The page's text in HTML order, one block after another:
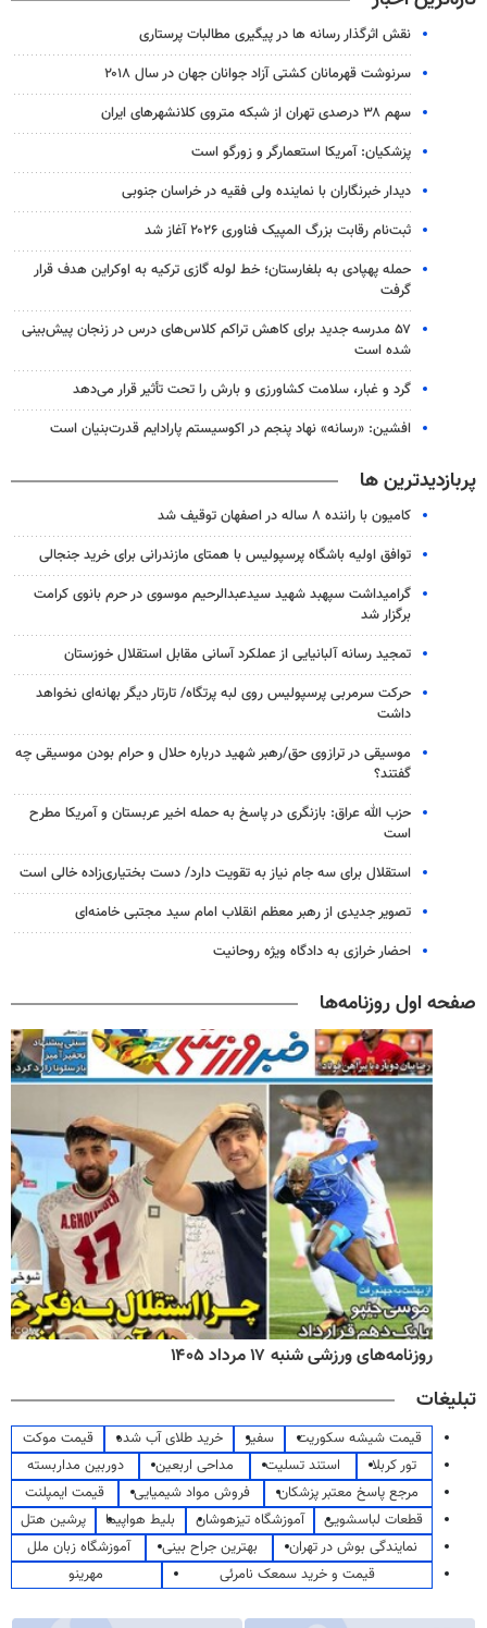
نقش اثرگذار رسانه ها در پیگیری مطالبات پرستاری
سرنوشت قهرمانان کشتی آزاد جوانان جهان در سال ۲۰۱۸
سهم ۳۸ درصدی تهران از شبکه متروی کلانشهرهای ایران
پزشکیان: آمریکا استعمارگر و زورگو است
دیدار خبرنگاران با نماینده ولی فقیه در خراسان جنوبی
ثبت‌نام رقابت بزرگ المپیک فناوری ۲۰۲۶ آغاز شد
حمله پهپادی به بلغارستان؛ خط لوله گازی ترکیه به اوکراین هدف قرار
گرفت
۵۷ مدرسه جدید برای کاهش تراکم کلاس‌های درس در زنجان پیش‌بینی
شده است
گرد و غبار، سلامت کشاورزی و بارش را تحت تأثیر قرار می‌دهد
افشین: «رسانه» نهاد پنجم در اکوسیستم پارادایم قدرت‌بنیان است
پربازدیدترین ها
کامیون با راننده ۸ ساله در اصفهان توقیف شد
توافق اولیه باشگاه پرسپولیس با همتای مازندرانی برای خرید جنجالی
گرامیداشت سپهبد شهید سیدعبدالرحیم موسوی در حرم بانوی کرامت
برگزار شد
تمجید رسانه آلبانیایی از عملکرد آسانی مقابل استقلال خوزستان
حرکت سرمربی پرسپولیس روی لبه پرتگاه/ تارتار دیگر بهانه‌ای نخواهد
داشت
موسیقی در ترازوی حق/رهبر شهید درباره حلال و حرام بودن موسیقی چه
گفتند؟
حزب الله عراق: بازنگری در پاسخ به حمله اخیر عربستان و آمریکا مطرح
است
استقلال برای سه جام نیاز به تقویت دارد/ دست بختیاری‌زاده خالی است
تصویر جدیدی از رهبر معظم انقلاب امام سید مجتبی خامنه‌ای
احضار خرازی به دادگاه ویژه روحانیت
صفحه اول روزنامه‌ها
روزنامه‌های صبح شنبه ۱۷ مرداد ۱۴۰۵
تبلیغات
قیمت شیشه سکوریت سفیر خرید طلای آب شده
قیمت موکت
تور کربلا
استند تسلیت مداحی اربعین
دوربین مداربسته
مرجع پاسخ معتبر پزشکان
فروش مواد شیمیایی
قیمت ایمپلنت
قطعات لباسشویی
آموزشگاه تیزهوشان بلیط هواپیما
پرشین هتل
نمایندگی بوش در تهران
بهترین جراح بینی
آموزشگاه زبان ملل
قیمت و خرید سمعک نامرئی
مهرینو